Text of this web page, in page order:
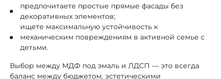
предпочитаете простые прямые фасады без
декоративных элементов;
ищете максимальную устойчивость к
механическим повреждениям в активной семье с
детьми.
Выбор между МДФ под эмаль и ЛДСП — это всегда
баланс между бюджетом, эстетическими